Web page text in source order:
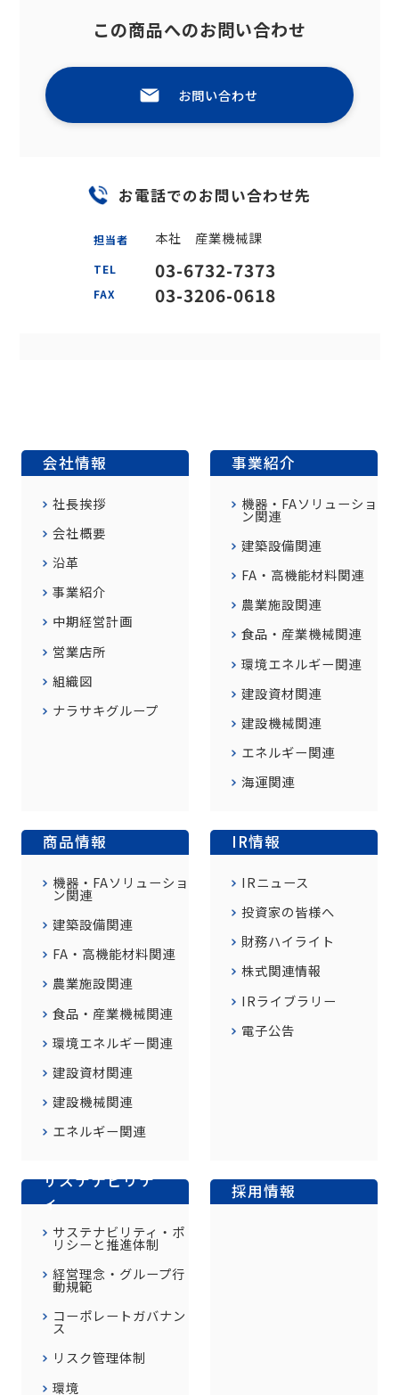
この商品へのお問い合わせ
お問い合わせ
お電話でのお問い合わせ先
担当者 本社 産業機械課
TEL 03-6732-7373
FAX 03-3206-0618
会社情報
社長挨拶
会社概要
沿革
事業紹介
中期経営計画
営業店所
組織図
ナラサキグループ
事業紹介
機器・FAソリューショ
ン関連
建築設備関連
FA・高機能材料関連
農業施設関連
食品・産業機械関連
環境エネルギー関連
建設資材関連
建設機械関連
エネルギー関連
海運関連
商品情報
機器・FAソリューショ
ン関連
建築設備関連
FA・高機能材料関連
農業施設関連
食品・産業機械関連
環境エネルギー関連
建設資材関連
建設機械関連
エネルギー関連
IR情報
IRニュース
投資家の皆様へ
財務ハイライト
株式関連情報
IRライブラリー
電子公告
サステナビリテ
ィ
サステナビリティ・ポ
リシーと推進体制
経営理念・グループ行
動規範
コーポレートガバナン
ス
リスク管理体制
環境
採用情報